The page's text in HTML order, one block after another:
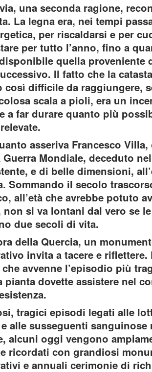
una seconda ragione,
La legna era, nei tempi
per riscaldarsi e per
per tutto l’anno, fino a
quella proveniente
Il fatto che la
così difficile da raggiungere,
scala a pioli, era un
a far durare quanto più
asseriva Francesco
Mondiale, deceduto
e di belle dimensioni,
Sommando il secolo
all’età che avrebbe potuto
non si va lontani dal vero se
due secoli di vita.
della Quercia, un
invita a tacere e
avvenne l’episodio più
dovette assistere nel
tragici episodi legati alle
alle susseguenti sanguinose
alcuni oggi vengono
ricordati con grandiosi
e annuali cerimonie di